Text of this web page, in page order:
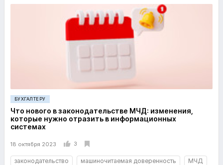
БУХГАЛТЕРУ
Что нового в законодательстве МЧД: изменения,
которые нужно отразить в информационных
системах
18 октября 2023 3
законодательство машиночитаемая доверенность
МЧД